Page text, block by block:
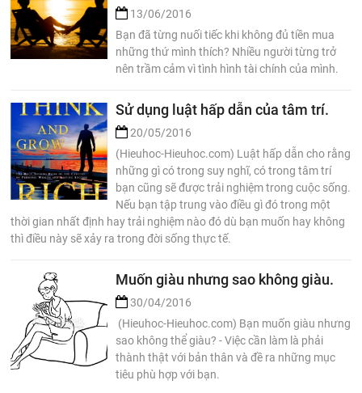
13/06/2016
Bạn đã từng nuối tiếc khi không đủ tiền mua
những thứ mình thích? Nhiều người từng trở
nên trầm cảm vì tình hình tài chính của mình.
Sử dụng luật hấp dẫn của tâm trí.
20/05/2016
(Hieuhoc-Hieuhoc.com) Luật hấp dẫn cho rằng
những gì có trong suy nghĩ, có trong tâm trí
bạn cũng sẽ được trải nghiệm trong cuộc sống.
Nếu bạn tập trung vào điều gì đó trong một
thời gian nhất định hay trải nghiệm nào đó dù bạn muốn hay không
thì điều này sẽ xảy ra trong đời sống thực tế.
Muốn giàu nhưng sao không giàu.
30/04/2016
(Hieuhoc-Hieuhoc.com) Bạn muốn giàu nhưng
sao không thể giàu? - Việc cần làm là phải
thành thật với bản thân và đề ra những mục
tiêu phù hợp với bạn.